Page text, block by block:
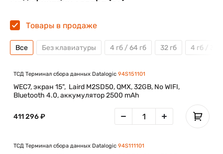
Товары в продаже
Все Без клавиатуры 4 гб / 64 гб 32 гб 4 гб / 32
ТСД Терминал сбора данных Datalogic 94S151101
WEC7, экран 15", Laird M2SD50, QMX, 32GB, No WIFI,
Bluetooth 4.0, аккумулятор 2500 mAh
411 296 ₽
ТСД Терминал сбора данных Datalogic 94S111101